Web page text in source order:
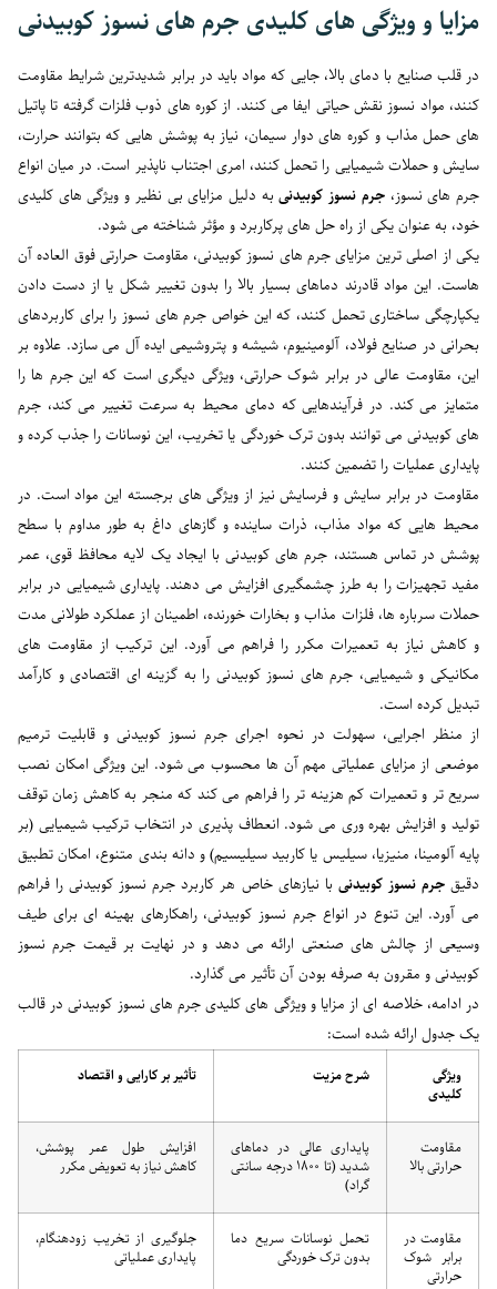
مزایا و ویژگی های کلیدی جرم های نسوز کوبیدنی
در قلب صنایع با دمای بالا، جایی که مواد باید در برابر شدیدترین شرایط مقاومت
کنند، مواد نسوز نقش حیاتی ایفا می کنند. از کوره های ذوب فلزات گرفته تا پاتیل
های حمل مذاب و کوره های دوار سیمان، نیاز به پوشش هایی که بتوانند حرارت،
سایش و حملات شیمیایی را تحمل کنند، امری اجتناب ناپذیر است. در میان انواع
جرم های نسوز،جرم نسوز کوبیدنیبه دلیل مزایای بی نظیر و ویژگی های کلیدی
خود، به عنوان یکی از راه حل های پرکاربرد و مؤثر شناخته می شود.
یکی از اصلی ترین مزایای جرم های نسوز کوبیدنی، مقاومت حرارتی فوق العاده آن
هاست. این مواد قادرند دماهای بسیار بالا را بدون تغییر شکل یا از دست دادن
یکپارچگی ساختاری تحمل کنند، که این خواص جرم های نسوز را برای کاربردهای
بحرانی در صنایع فولاد، آلومینیوم، شیشه و پتروشیمی ایده آل می سازد. علاوه بر
این، مقاومت عالی در برابر شوک حرارتی، ویژگی دیگری است که این جرم ها را
متمایز می کند. در فرآیندهایی که دمای محیط به سرعت تغییر می کند، جرم
های کوبیدنی می توانند بدون ترک خوردگی یا تخریب، این نوسانات را جذب کرده و
پایداری عملیات را تضمین کنند.
مقاومت در برابر سایش و فرسایش نیز از ویژگی های برجسته این مواد است. در
محیط هایی که مواد مذاب، ذرات ساینده و گازهای داغ به طور مداوم با سطح
پوشش در تماس هستند، جرم های کوبیدنی با ایجاد یک لایه محافظ قوی، عمر
مفید تجهیزات را به طرز چشمگیری افزایش می دهند. پایداری شیمیایی در برابر
حملات سرباره ها، فلزات مذاب و بخارات خورنده، اطمینان از عملکرد طولانی مدت
و کاهش نیاز به تعمیرات مکرر را فراهم می آورد. این ترکیب از مقاومت های
مکانیکی و شیمیایی، جرم های نسوز کوبیدنی را به گزینه ای اقتصادی و کارآمد
تبدیل کرده است.
از منظر اجرایی، سهولت در نحوه اجرای جرم نسوز کوبیدنی و قابلیت ترمیم
موضعی از مزایای عملیاتی مهم آن ها محسوب می شود. این ویژگی امکان نصب
سریع تر و تعمیرات کم هزینه تر را فراهم می کند که منجر به کاهش زمان توقف
تولید و افزایش بهره وری می شود. انعطاف پذیری در انتخاب ترکیب شیمیایی (بر
پایه آلومینا، منیزیا، سیلیس یا کاربید سیلیسیم) و دانه بندی متنوع، امکان تطبیق
دقیقجرم نسوز کوبیدنی با نیازهای خاص هر کاربرد جرم نسوز کوبیدنی را فراهم
می آورد. این تنوع در انواع جرم نسوز کوبیدنی، راهکارهای بهینه ای برای طیف
وسیعی از چالش های صنعتی ارائه می دهد و در نهایت بر قیمت جرم نسوز
کوبیدنی و مقرون به صرفه بودن آن تأثیر می گذارد.
در ادامه، خلاصه ای از مزایا و ویژگی های کلیدی جرم های نسوز کوبیدنی در قالب
یک جدول ارائه شده است:
ویژگی
کلیدی
شرح مزیت تأثیر بر کارایی و اقتصاد
مقاومت
حرارتی بالا
پایداری عالی در دماهای
شدید (تا ۱۸۰۰ درجه سانتی
گراد)
افزایش طول عمر پوشش،
کاهش نیاز به تعویض مکرر
مقاومت در
برابر شوک
حرارتی
تحمل نوسانات سریع دما
بدون ترک خوردگی
جلوگیری از تخریب زودهنگام،
پایداری عملیاتی